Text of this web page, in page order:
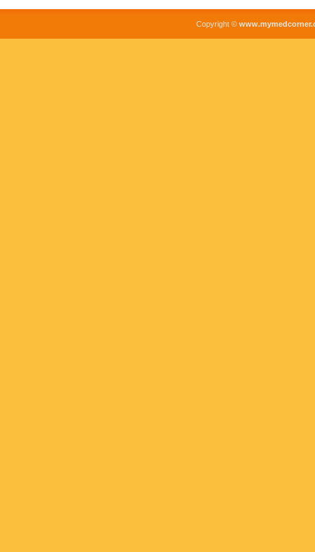
Copyright ©